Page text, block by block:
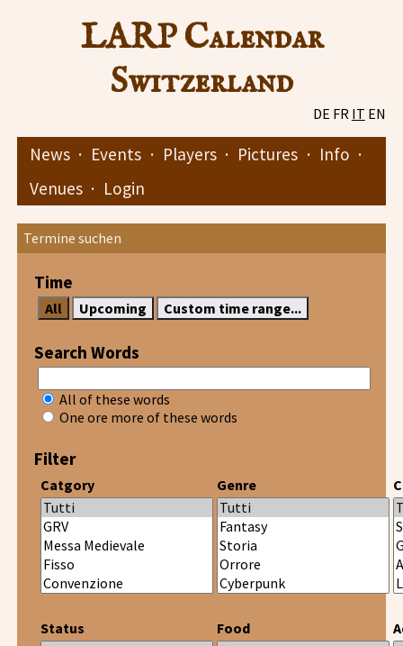
LARP Calendar
Switzerland
DE FR IT EN
News · Events · Players · Pictures · Info ·
Venues · Login
Termine suchen
Time
Search Words
All of these words
One ore more of these words
Filter
Catgory Genre
Status Food